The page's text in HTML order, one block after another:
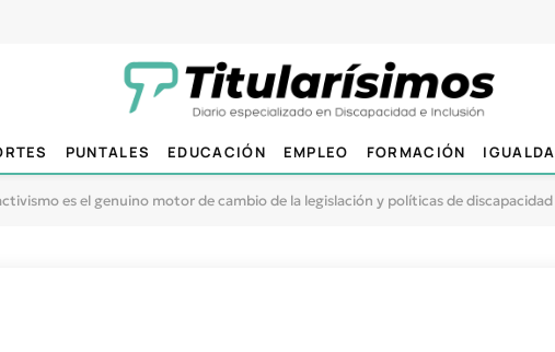
PUNTALES EDUCACIÓN EMPLEO FORMACIÓN
es el genuino motor de cambio de la legislación y políticas de discapacidad